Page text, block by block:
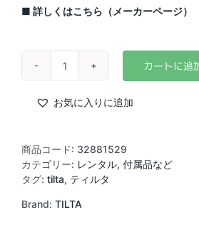
■ 詳しくはこちら（メーカーページ）
TILTA
I/O
RED
V-
Raptor/KOMODO-
個
お気に入りに追加
商品コード: 32881529
カテゴリー: レンタル, 付属品など
タグ: tilta, ティルタ
Brand: TILTA